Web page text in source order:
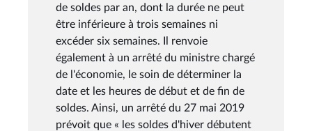
de soldes par an, dont la durée ne peut
être inférieure à trois semaines ni
excéder six semaines. Il renvoie
également à un arrêté du ministre chargé
de l'économie, le soin de déterminer la
date et les heures de début et de fin de
soldes. Ainsi, un arrêté du 27 mai 2019
prévoit que « les soldes d'hiver débutent